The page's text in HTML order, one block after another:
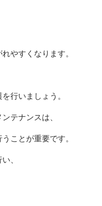
やすくなります。
行いましょう。
テナンスは、
ことが重要です。
、